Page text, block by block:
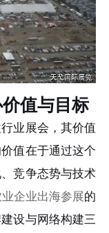
值与目标
业展会，其价值
值在于通过这个
竞争态势与技术
企业出海参展的
设与网络构建三